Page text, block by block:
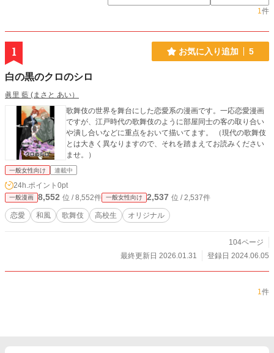
1件
1 お気に入り追加 5
白の黒のクロのシロ
眞里 藍 (まさと あい）
歌舞伎の世界を舞台にした恋愛系の漫画です。一応恋愛漫画
ですが、江戸時代の歌舞伎のように部屋同士の客の取り合い
や潰し合いなどに重点をおいて描いてます。 （現代の歌舞伎
とは大きく異なりますので、それを踏まえてお読みください
ませ。）
一般女性向け 連載中
24h.ポイント 0pt
一般漫画 8,552 位 / 8,552件 一般女性向け 2,537 位 / 2,537件
恋愛 和風 歌舞伎 高校生 オリジナル
104ページ
最終更新日 2026.01.31
登録日 2024.06.05
1件